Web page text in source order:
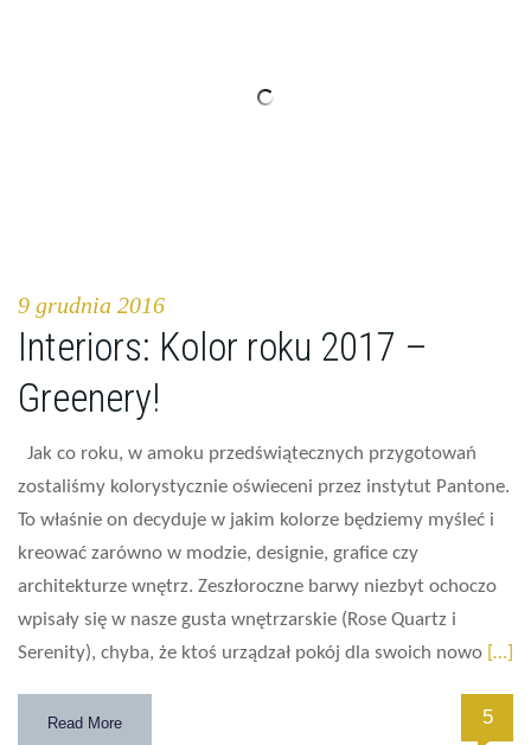
9 grudnia 2016
Interiors: Kolor roku 2017 –
Greenery!
Jak co roku, w amoku przedświątecznych przygotowań
zostaliśmy kolorystycznie oświeceni przez instytut Pantone.
To właśnie on decyduje w jakim kolorze będziemy myśleć i
kreować zarówno w modzie, designie, grafice czy
architekturze wnętrz. Zeszłoroczne barwy niezbyt ochoczo
wpisały się w nasze gusta wnętrzarskie (Rose Quartz i
Serenity), chyba, że ktoś urządzał pokój dla swoich nowo […]
Read More 5